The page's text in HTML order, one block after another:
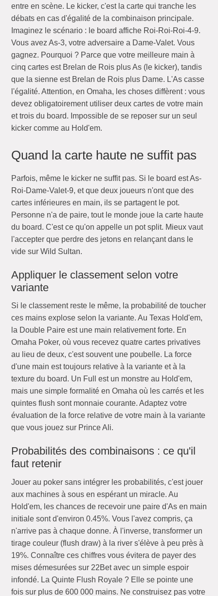
entre en scène. Le kicker, c'est la carte qui tranche les
débats en cas d'égalité de la combinaison principale.
Imaginez le scénario : le board affiche Roi-Roi-Roi-4-9.
Vous avez As-3, votre adversaire a Dame-Valet. Vous
gagnez. Pourquoi ? Parce que votre meilleure main à
cinq cartes est Brelan de Rois plus As (le kicker), tandis
que la sienne est Brelan de Rois plus Dame. L'As casse
l'égalité. Attention, en Omaha, les choses diffèrent : vous
devez obligatoirement utiliser deux cartes de votre main
et trois du board. Impossible de se reposer sur un seul
kicker comme au Hold'em.
Quand la carte haute ne suffit pas
Parfois, même le kicker ne suffit pas. Si le board est As-
Roi-Dame-Valet-9, et que deux joueurs n'ont que des
cartes inférieures en main, ils se partagent le pot.
Personne n'a de paire, tout le monde joue la carte haute
du board. C'est ce qu'on appelle un pot split. Mieux vaut
l'accepter que perdre des jetons en relançant dans le
vide sur Wild Sultan.
Appliquer le classement selon votre
variante
Si le classement reste le même, la probabilité de toucher
ces mains explose selon la variante. Au Texas Hold'em,
la Double Paire est une main relativement forte. En
Omaha Poker, où vous recevez quatre cartes privatives
au lieu de deux, c'est souvent une poubelle. La force
d'une main est toujours relative à la variante et à la
texture du board. Un Full est un monstre au Hold'em,
mais une simple formalité en Omaha où les carrés et les
quintes flush sont monnaie courante. Adaptez votre
évaluation de la force relative de votre main à la variante
que vous jouez sur Prince Ali.
Probabilités des combinaisons : ce qu'il
faut retenir
Jouer au poker sans intégrer les probabilités, c'est jouer
aux machines à sous en espérant un miracle. Au
Hold'em, les chances de recevoir une paire d'As en main
initiale sont d'environ 0.45%. Vous l'avez compris, ça
n'arrive pas à chaque donne. À l'inverse, transformer un
tirage couleur (flush draw) à la river s'élève à peu près à
19%. Connaître ces chiffres vous évitera de payer des
mises démesurées sur 22Bet avec un simple espoir
infondé. La Quinte Flush Royale ? Elle se pointe une
fois sur plus de 600 000 mains. Ne construisez pas votre